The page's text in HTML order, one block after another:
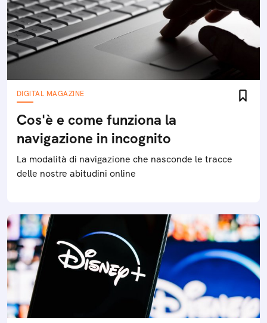
DIGITAL MAGAZINE
Cos'è e come funziona la
navigazione in incognito
La modalità di navigazione che nasconde le tracce
delle nostre abitudini online